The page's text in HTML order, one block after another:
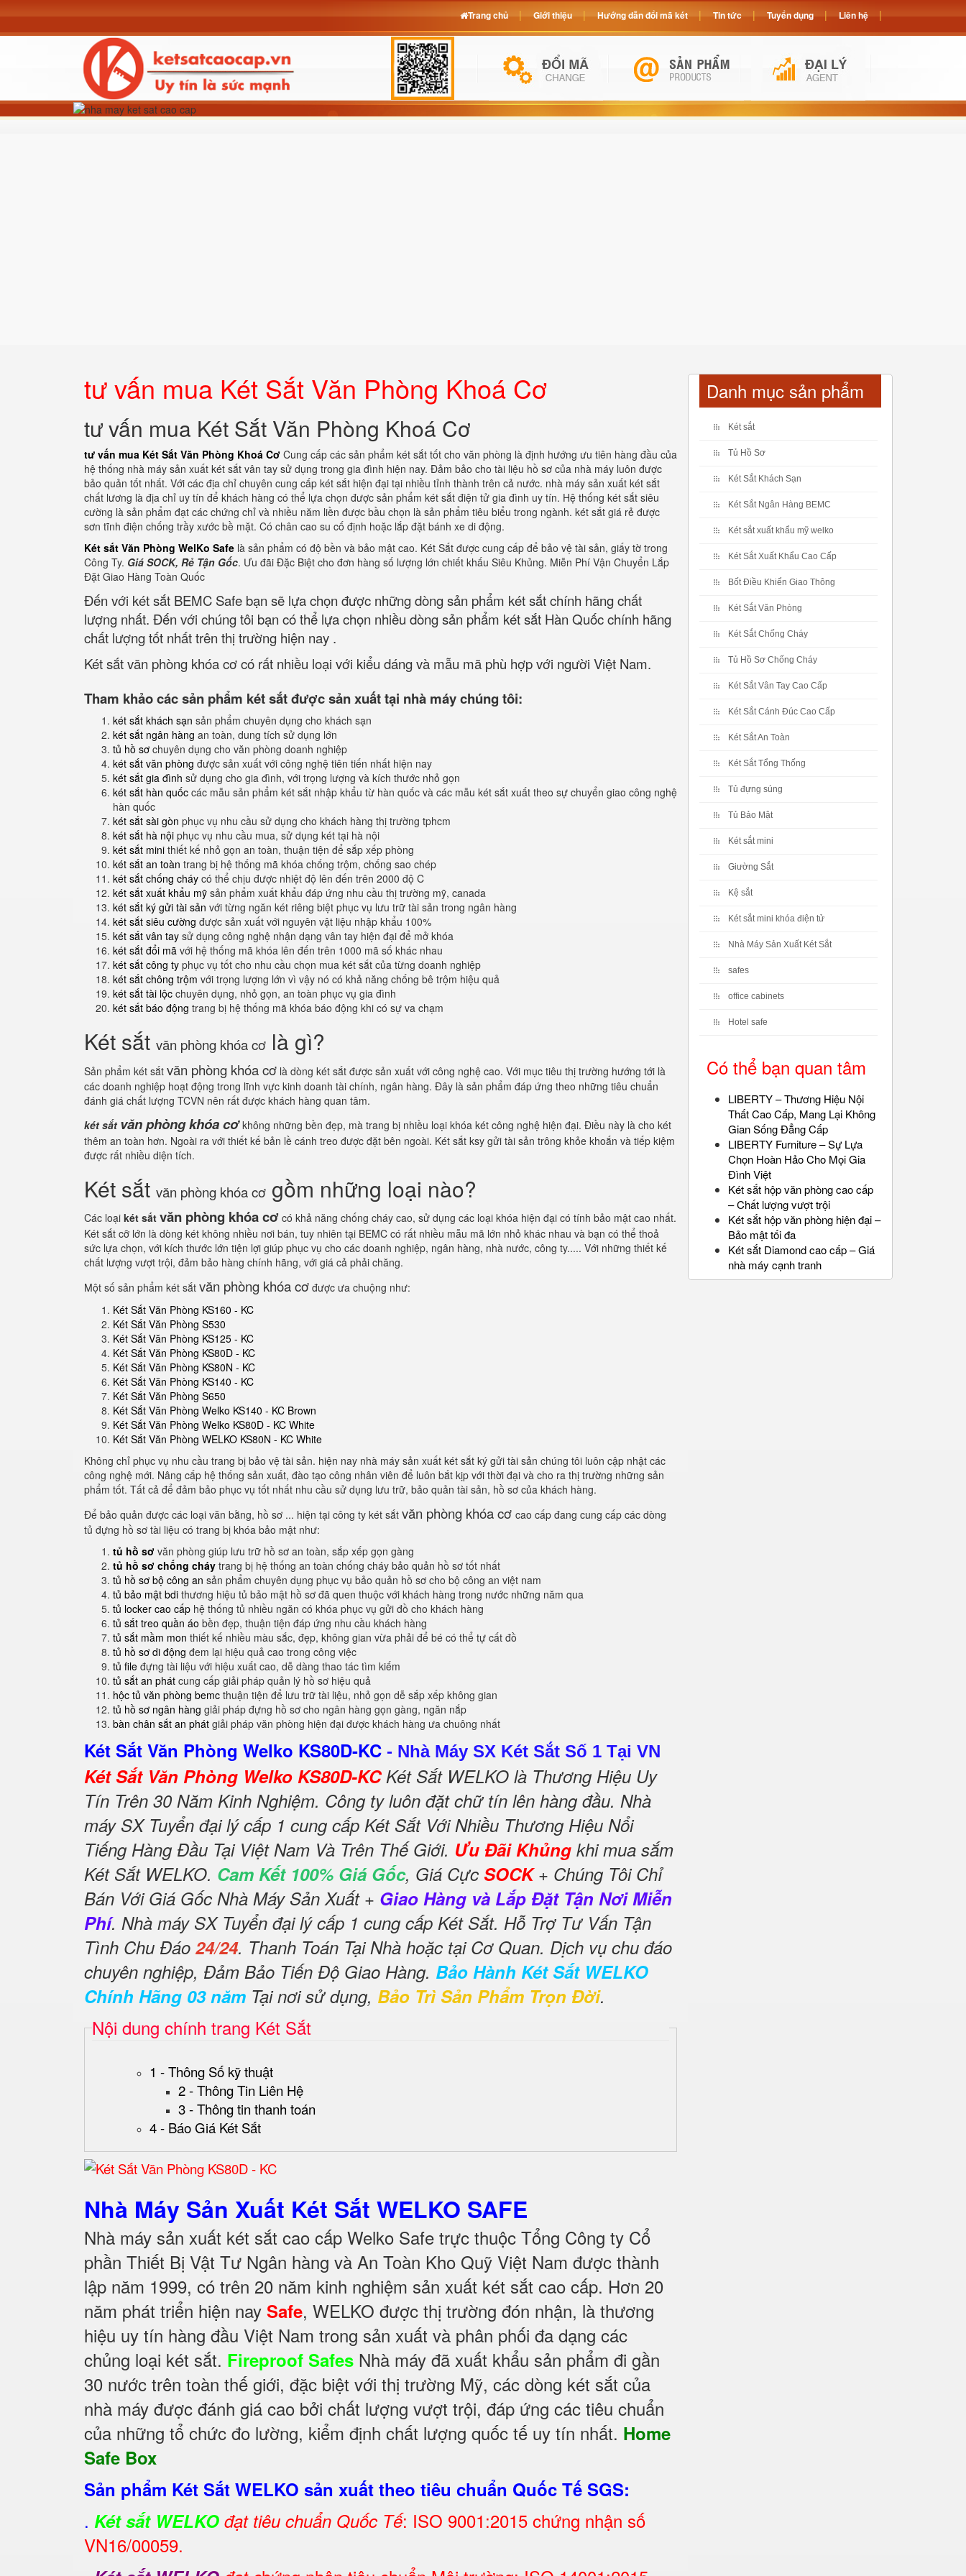
tư vấn mua Két Sắt Văn Phòng Khoá Cơ
tư vấn mua Két Sắt Văn Phòng Khoá Cơ
tư vấn mua Két Sắt Văn Phòng Khoá Cơ Cung cấp các sản phẩm két sắt tốt cho văn phòng là định hướng ưu tiên hàng đầu của
hệ thống nhà máy sản xuất két sắt vân tay sử dụng trong gia đình hiện nay. Đảm bảo cho tài liệu hồ sơ của nhà máy luôn được
bảo quản tốt nhất. Với các địa chỉ chuyên cung cấp két sắt hiện đại tại nhiều tỉnh thành trên cả nước. nhà máy sản xuất két sắt
chất lương là địa chỉ uy tín để khách hàng có thể lựa chọn được sản phẩm két sắt điện tử gia đình uy tín. Hệ thống két sắt siêu
cường là sản phẩm đạt các chứng chỉ và nhiều năm liền được bầu chọn là sản phẩm tiêu biểu trong ngành. két sắt giá rẻ được
sơn tĩnh điện chống trầy xước bề mặt. Có chân cao su cố định hoặc lắp đặt bánh xe di động.
Két sắt Văn Phòng WelKo Safe là sản phẩm có độ bền và bảo mật cao. Két Sắt được cung cấp để bảo vệ tài sản, giấy tờ trong
Công Ty. Giá SOCK, Rẻ Tận Gốc. Ưu đãi Đặc Biệt cho đơn hàng số lượng lớn chiết khấu Siêu Khủng. Miễn Phí Vận Chuyển Lắp
Đặt Giao Hàng Toàn Quốc
Đến với két sắt BEMC Safe bạn sẽ lựa chọn được những dòng sản phẩm két sắt chính hãng chất
lượng nhất. Đến với chúng tôi bạn có thể lựa chọn nhiều dòng sản phẩm két sắt Hàn Quốc chính hãng
chất lượng tốt nhất trên thị trường hiện nay .
Két sắt văn phòng khóa cơ có rất nhiều loại với kiểu dáng và mẫu mã phù hợp với người Việt Nam.
Tham khảo các sản phẩm két sắt được sản xuất tại nhà máy chúng tôi:
két sắt khách sạn sản phẩm chuyên dụng cho khách sạn
két sắt ngân hàng an toàn, dung tích sử dụng lớn
tủ hồ sơ chuyên dụng cho văn phòng doanh nghiệp
két sắt văn phòng được sản xuất với công nghệ tiên tiến nhất hiện nay
két sắt gia đình sử dụng cho gia đình, với trọng lượng và kích thước nhỏ gọn
két sắt hàn quốc các mẫu sản phẩm két sắt nhập khẩu từ hàn quốc và các mẫu két sắt xuất theo sự chuyển giao công nghệ
hàn quốc
két sắt sài gòn phục vụ nhu cầu sử dụng cho khách hàng thị trường tphcm
két sắt hà nội phục vụ nhu cầu mua, sử dụng két tại hà nội
két sắt mini thiết kế nhỏ gọn an toàn, thuận tiện để sắp xếp phòng
két sắt an toàn trang bị hệ thống mã khóa chống trộm, chống sao chép
két sắt chống cháy có thể chịu được nhiệt độ lên đến trên 2000 độ C
két sắt xuất khẩu mỹ sản phẩm xuất khẩu đáp ứng nhu cầu thị trường mỹ, canada
két sắt ký gửi tài sản với từng ngăn két riêng biệt phục vụ lưu trữ tài sản trong ngân hàng
két sắt siêu cường được sản xuất với nguyên vật liệu nhập khẩu 100%
két sắt vân tay sử dụng công nghệ nhận dạng vân tay hiện đại để mở khóa
két sắt đổi mã với hệ thống mã khóa lên đến trên 1000 mã số khác nhau
két sắt công ty phục vụ tốt cho nhu cầu chọn mua két sắt của từng doanh nghiệp
két sắt chông trộm với trọng lượng lớn vì vậy nó có khả năng chống bê trộm hiệu quả
két sắt tài lộc chuyên dụng, nhỏ gọn, an toàn phục vụ gia đình
két sắt báo động trang bị hệ thống mã khóa báo động khi có sự va chạm
Két sắt văn phòng khóa cơ là gì?
Sản phẩm két sắt văn phòng khóa cơ là dòng két sắt được sản xuất với công nghệ cao. Với mục tiêu thị trường hướng tới là
các doanh nghiệp hoạt động trong lĩnh vực kinh doanh tài chính, ngân hàng. Đây là sản phẩm đáp ứng theo những tiêu chuẩn
đánh giá chất lượng TCVN nên rất được khách hàng quan tâm.
két sắt văn phòng khóa cơkhông những bền đẹp, mà trang bị nhiều loại khóa két công nghệ hiện đại. Điều này là cho két
thêm an toàn hơn. Ngoài ra với thiết kế bản lề cánh treo được đặt bên ngoài. Két sắt ksy gửi tài sản trông khỏe khoắn và tiếp kiệm
được rất nhiều diện tích.
Két sắt văn phòng khóa cơ gồm những loại nào?
Các loại két sắt văn phòng khóa cơ có khả năng chống cháy cao, sử dụng các loại khóa hiện đại có tính bảo mật cao nhất.
Két sắt cỡ lớn là dòng két không nhiều nơi bán, tuy nhiên tại BEMC có rất nhiều mẫu mã lớn nhỏ khác nhau và bạn có thể thoả
sức lựa chọn, với kích thước lớn tiện lợi giúp phục vụ cho các doanh nghiệp, ngân hàng, nhà nước, công ty..... Với những thiết kế
chất lượng vượt trội, đảm bảo hàng chính hãng, với giá cả phải chăng.
Một số sản phẩm két sắt văn phòng khóa cơ được ưa chuộng như:
Két Sắt Văn Phòng KS160 - KC
Két Sắt Văn Phòng S530
Két Sắt Văn Phòng KS125 - KC
Két Sắt Văn Phòng KS80D - KC
Két Sắt Văn Phòng KS80N - KC
Két Sắt Văn Phòng KS140 - KC
Két Sắt Văn Phòng S650
Két Sắt Văn Phòng Welko KS140 - KC Brown
Két Sắt Văn Phòng Welko KS80D - KC White
Két Sắt Văn Phòng WELKO KS80N - KC White
Không chỉ phục vụ nhu cầu trang bị bảo vệ tài sản. hiện nay nhà máy sản xuất két sắt ký gửi tài sản chúng tôi luôn cập nhật các
công nghệ mới. Nâng cấp hệ thống sản xuất, đào tạo công nhân viên để luôn bắt kịp với thời đại và cho ra thị trường những sản
phẩm tốt. Tất cả để đảm bảo phục vụ tốt nhất nhu cầu sử dụng lưu trữ, bảo quản tài sản, hồ sơ của khách hàng.
Để bảo quản được các loại văn bằng, hồ sơ ... hiện tại công ty két sắt văn phòng khóa cơ cao cấp đang cung cấp các dòng
tủ đựng hồ sơ tài liệu có trang bị khóa bảo mật như:
tủ hồ sơ văn phòng giúp lưu trữ hồ sơ an toàn, sắp xếp gọn gàng
tủ hồ sơ chống cháy trang bị hệ thống an toàn chống cháy bảo quản hồ sơ tốt nhất
tủ hồ sơ bộ công an sản phẩm chuyên dụng phục vụ bảo quản hồ sơ cho bộ công an việt nam
tủ bảo mật bdi thương hiệu tủ bảo mật hồ sơ đã quen thuộc với khách hàng trong nước những năm qua
tủ locker cao cấp hệ thống tủ nhiều ngăn có khóa phục vụ gửi đồ cho khách hàng
tủ sắt treo quần áo bền đẹp, thuận tiện đáp ứng nhu cầu khách hàng
tủ sắt mầm mon thiết kế nhiều màu sắc, đẹp, không gian vừa phải để bé có thể tự cất đồ
tủ hồ sơ di động đem lại hiệu quả cao trong công việc
tủ file đựng tài liệu với hiệu xuất cao, dễ dàng thao tác tìm kiếm
tủ sắt an phát cung cấp giải pháp quản lý hồ sơ hiệu quả
hộc tủ văn phòng bemc thuận tiện để lưu trữ tài liệu, nhỏ gọn dễ sắp xếp không gian
tủ hồ sơ ngân hàng giải pháp đựng hồ sơ cho ngân hàng gọn gàng, ngăn nắp
bàn chân sắt an phát giải pháp văn phòng hiện đại được khách hàng ưa chuông nhất
Két Sắt Văn Phòng Welko KS80D-KC - Nhà Máy SX Két Sắt Số 1 Tại VN
Két Sắt Văn Phòng Welko KS80D-KCKét Sắt WELKO là Thương Hiệu Uy
Tín Trên 30 Năm Kinh Nghiệm. Công ty luôn đặt chữ tín lên hàng đầu. Nhà
máy SX Tuyển đại lý cấp 1 cung cấp Két Sắt Với Nhiều Thương Hiệu Nổi
Tiếng Hàng Đầu Tại Việt Nam Và Trên Thế Giới. Ưu Đãi Khủng khi mua sắm
Két Sắt WELKO. Cam Kết 100% Giá Gốc, Giá Cực SOCK+ Chúng Tôi Chỉ
Bán Với Giá Gốc Nhà Máy Sản Xuất + Giao Hàng và Lắp Đặt Tận Nơi Miễn
Phí. Nhà máy SX Tuyển đại lý cấp 1 cung cấp Két Sắt. Hỗ Trợ Tư Vấn Tận
Tình Chu Đáo 24/24. Thanh Toán Tại Nhà hoặc tại Cơ Quan. Dịch vụ chu đáo
chuyên nghiệp, Đảm Bảo Tiến Độ Giao Hàng. Bảo Hành Két Sắt WELKO
Chính Hãng 03 năm Tại nơi sử dụng, Bảo Trì Sản Phẩm Trọn Đời.
Nội dung chính trang Két Sắt
1 - Thông Số kỹ thuật
2 - Thông Tin Liên Hệ
3 - Thông tin thanh toán
4 - Báo Giá Két Sắt
Nhà Máy Sản Xuất Két Sắt WELKO SAFE
Nhà máy sản xuất két sắt cao cấp Welko Safe trực thuộc Tổng Công ty Cổ
phần Thiết Bị Vật Tư Ngân hàng và An Toàn Kho Quỹ Việt Nam được thành
lập năm 1999, có trên 20 năm kinh nghiệm sản xuất két sắt cao cấp. Hơn 20
năm phát triển hiện nay Safe, WELKO được thị trường đón nhận, là thương
hiệu uy tín hàng đầu Việt Nam trong sản xuất và phân phối đa dạng các
chủng loại két sắt. Fireproof Safes Nhà máy đã xuất khẩu sản phẩm đi gần
30 nước trên toàn thế giới, đặc biệt với thị trường Mỹ, các dòng két sắt của
nhà máy được đánh giá cao bởi chất lượng vượt trội, đáp ứng các tiêu chuẩn
của những tổ chức đo lường, kiểm định chất lượng quốc tế uy tín nhất. Home
Safe Box
Sản phẩm Két Sắt WELKO sản xuất theo tiêu chuẩn Quốc Tế SGS:
. Két sắt WELKO đạt tiêu chuẩn Quốc Tế: ISO 9001:2015 chứng nhận số
VN16/00059.
Danh mục sản phẩm
Két sắt
Tủ Hồ Sơ
Két Sắt Khách Sạn
Két Sắt Ngân Hàng BEMC
Két sắt xuất khẩu mỹ welko
Két Sắt Xuất Khẩu Cao Cấp
Bốt Điều Khiển Giao Thông
Két Sắt Văn Phòng
Két Sắt Chống Cháy
Tủ Hồ Sơ Chống Cháy
Két Sắt Vân Tay Cao Cấp
Két Sắt Cánh Đúc Cao Cấp
Két Sắt An Toàn
Két Sắt Tổng Thống
Tủ đựng súng
Tủ Bảo Mật
Két sắt mini
Giường Sắt
Kệ sắt
Két sắt mini khóa điện tử
Nhà Máy Sản Xuất Két Sắt
safes
office cabinets
Hotel safe
Có thể bạn quan tâm
LIBERTY – Thương Hiệu Nội
Thất Cao Cấp, Mang Lại Không
Gian Sống Đẳng Cấp
LIBERTY Furniture – Sự Lựa
Chọn Hoàn Hảo Cho Mọi Gia
Đình Việt
Két sắt hộp văn phòng cao cấp
– Chất lượng vượt trội
Két sắt hộp văn phòng hiện đại –
Bảo mật tối đa
Két sắt Diamond cao cấp – Giá
nhà máy cạnh tranh
Trang chủ Giới thiệu Hướng dẫn đổi mã két Tin tức Tuyển dụng Liên hệ